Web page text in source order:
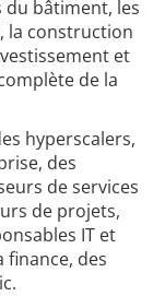
du bâtiment, les
la construction
et
de la
hyperscalers,
des
de services
de projets,
IT et
finance, des